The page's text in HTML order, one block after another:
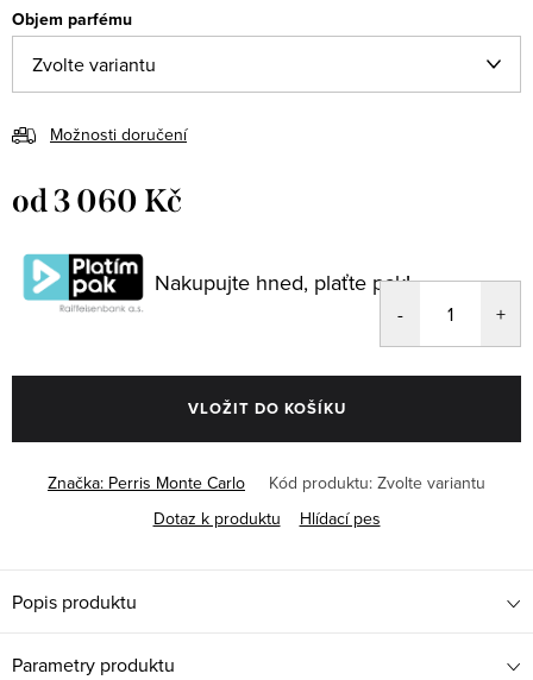
Objem parfému
Možnosti doručení
od3 060 Kč
cena:
Nakupujte hned, plaťte pak!
VLOŽIT DO KOŠÍKU
Značka: Perris Monte Carlo Kód produktu: Zvolte variantu
Dotaz k produktu
Hlídací pes
Popis produktu
Parametry produktu